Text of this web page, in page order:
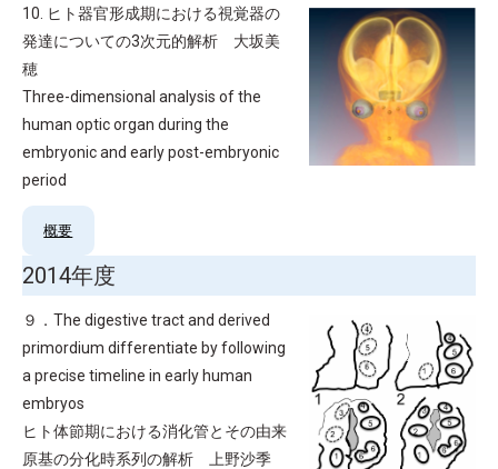
10. ヒト器官形成期における視覚器の
発達についての3次元的解析 大坂美
穂
Three-dimensional analysis of the
human optic organ during the
embryonic and early post-embryonic
period
概要
2014年度
９．The digestive tract and derived
primordium differentiate by following
a precise timeline in early human
embryos
ヒト体節期における消化管とその由来
原基の分化時系列の解析 上野沙季